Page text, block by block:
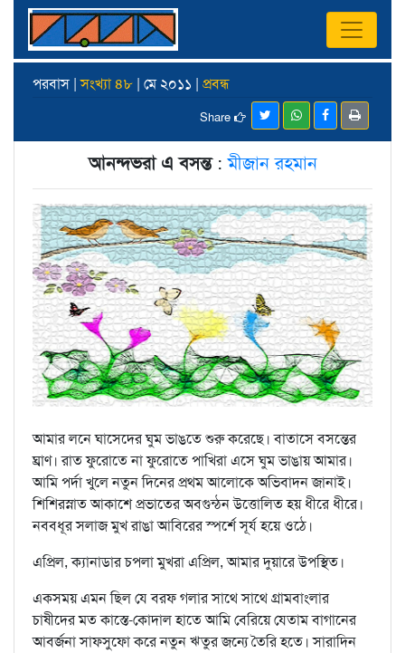
পরবাস |সংখ্যা ৪৮ | মে ২০১১ | প্রবন্ধ
Share
আনন্দভরা এ বসন্ত:মীজান রহমান
আমার লনে ঘাসেদের ঘুম ভাঙতে শুরু করেছে। বাতাসে বসন্তের
ঘ্রাণ। রাত ফুরোতে না ফুরোতে পাখিরা এসে ঘুম ভাঙায় আমার।
আমি পর্দা খুলে নতুন দিনের প্রথম আলোকে অভিবাদন জানাই।
শিশিরস্নাত আকাশে প্রভাতের অবগুন্ঠন উত্তোলিত হয় ধীরে ধীরে।
নববধূর সলাজ মুখ রাঙা আবিরের স্পর্শে সূর্য হয়ে ওঠে।
এপ্রিল, ক্যানাডার চপলা মুখরা এপ্রিল, আমার দুয়ারে উপস্থিত।
একসময় এমন ছিল যে বরফ গলার সাথে সাথে গ্রামবাংলার
চাষীদের মত কাস্তে-কোদাল হাতে আমি বেরিয়ে যেতাম বাগানের
আবর্জনা সাফসুফো করে নতুন ঋতুর জন্যে তৈরি হতে। সারাদিন